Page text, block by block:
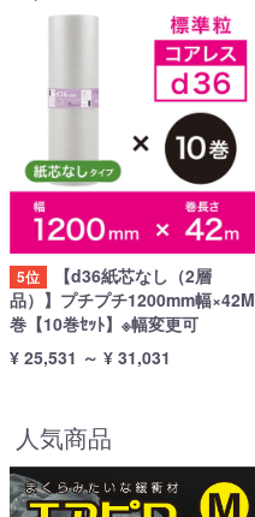
5位
【d36紙芯なし（2層
品）】プチプチ1200mm幅×42M
巻【10巻ｾｯﾄ】※幅変更可
¥ 25,531 ～ ¥ 31,031
人気商品